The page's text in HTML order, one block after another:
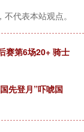
代表本站观点。
赛第6场20+ 骑士
先登月”吓唬国